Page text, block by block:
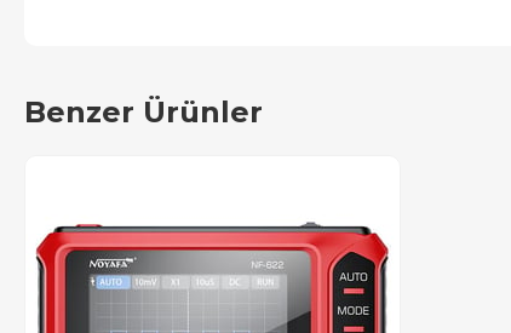
Benzer Ürünler